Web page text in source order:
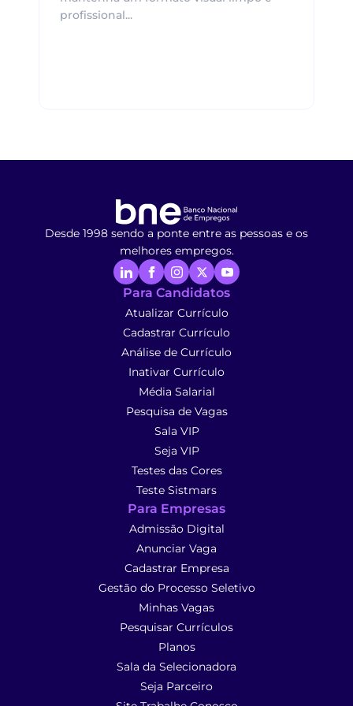
profissional...
Desde 1998 sendo a ponte entre as pessoas e os
melhores empregos.
Para Candidatos
Atualizar Currículo
Cadastrar Currículo
Análise de Currículo
Inativar Currículo
Média Salarial
Pesquisa de Vagas
Sala VIP
Seja VIP
Testes das Cores
Teste Sistmars
Para Empresas
Admissão Digital
Anunciar Vaga
Cadastrar Empresa
Gestão do Processo Seletivo
Minhas Vagas
Pesquisar Currículos
Planos
Sala da Selecionadora
Seja Parceiro